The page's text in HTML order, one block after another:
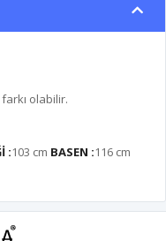
olabilir.
:103 cm BASEN :116 cm